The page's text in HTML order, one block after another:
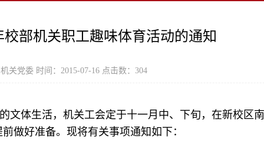
校部机关职工趣味体育活动的通知
关党委 时间：2015-07-16 点击数： 304
体生活，机关工会定于十一月中、下旬，在新校区
做好准备。现将有关事项通知如下：